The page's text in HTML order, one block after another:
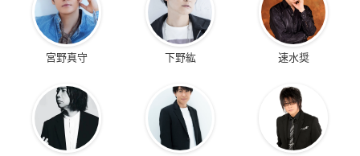
宮野真守 下野紘 速水奨